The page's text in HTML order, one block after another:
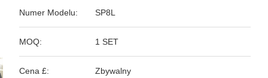
Numer Modelu: SP8L
MOQ: 1 SET
Cena £: Zbywalny